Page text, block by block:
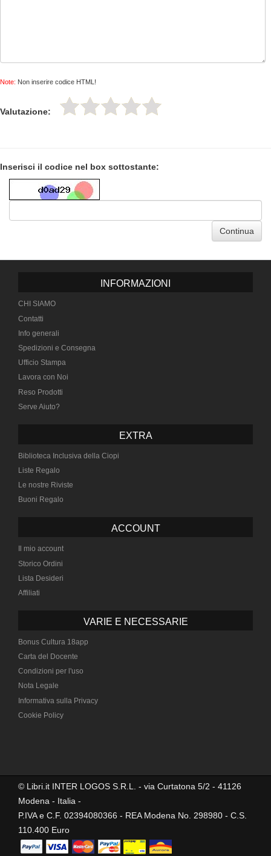
Note: Non inserire codice HTML!
Valutazione:
Inserisci il codice nel box sottostante:
Continua
INFORMAZIONI
CHI SIAMO
Contatti
Info generali
Spedizioni e Consegna
Ufficio Stampa
Lavora con Noi
Reso Prodotti
Serve Aiuto?
EXTRA
Biblioteca Inclusiva della Ciopi
Liste Regalo
Le nostre Riviste
Buoni Regalo
ACCOUNT
Il mio account
Storico Ordini
Lista Desideri
Affiliati
VARIE E NECESSARIE
Bonus Cultura 18app
Carta del Docente
Condizioni per l'uso
Nota Legale
Informativa sulla Privacy
Cookie Policy
© Libri.it INTER LOGOS S.R.L. - via Curtatona 5/2 - 41126
Modena - Italia -
P.IVA e C.F. 02394080366 - REA Modena No. 298980 - C.S.
110.400 Euro